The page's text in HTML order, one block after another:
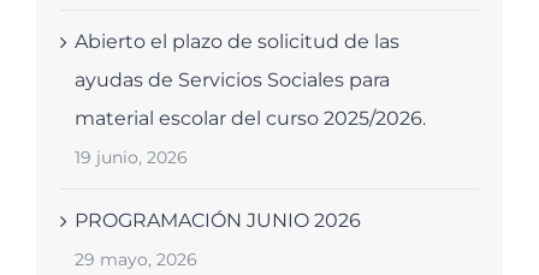
Abierto el plazo de solicitud de las
ayudas de Servicios Sociales para
material escolar del curso 2025/2026.
19 junio, 2026
PROGRAMACIÓN JUNIO 2026
29 mayo, 2026